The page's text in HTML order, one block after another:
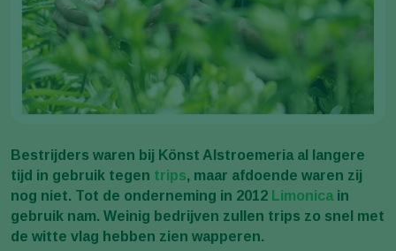
Bestrijders waren bij Könst Alstroemeria al langere
tijd in gebruik tegen trips, maar afdoende waren zij
nog niet. Tot de onderneming in 2012 Limonica in
gebruik nam. Weinig bedrijven zullen trips zo snel met
de witte vlag hebben zien wapperen.